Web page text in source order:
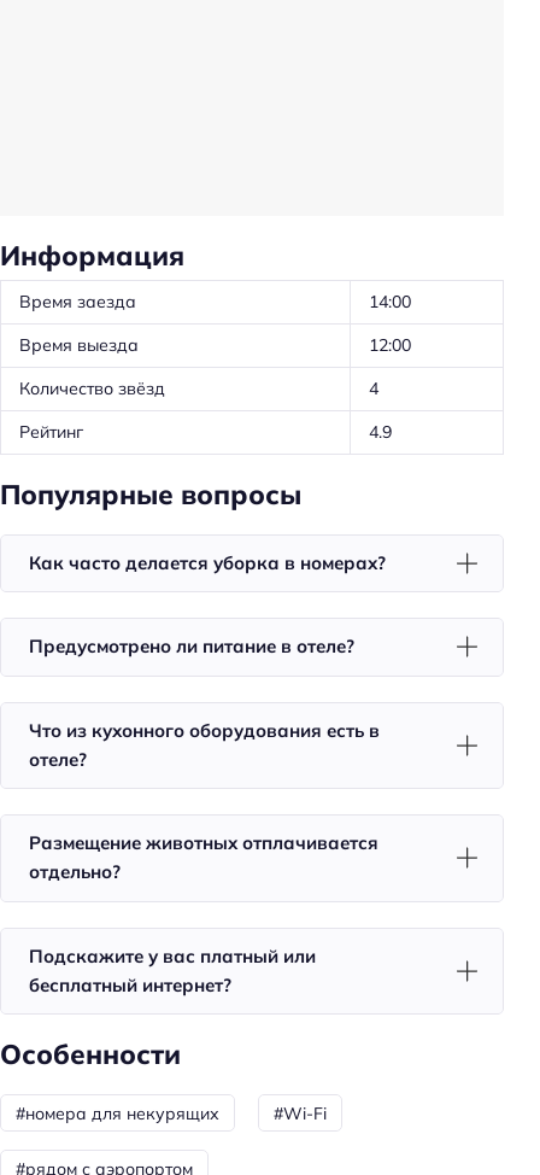
Кухня/кухонный уголок в номере
Чай/кофе в номерах
Номера для некурящих
Телевизор в номере
Красивый вид из окна
Утюг
Холодильник
Фен
Красота и здоровье
Душ
Для семей
Общая информация
Отопление
Только для взрослых
Номеров: 10
Питание: без питания
Способ оплаты: предоплата
Способ оплаты: банковским переводом
Информация
Время заезда
14:00
Время выезда
12:00
Количество звёзд
4
Рейтинг
4.9
Популярные вопросы
Как часто делается уборка в номерах?
Предусмотрено ли питание в отеле?
Что из кухонного оборудования есть в
отеле?
Размещение животных отплачивается
отдельно?
Подскажите у вас платный или
бесплатный интернет?
Особенности
#номера для некурящих #Wi-Fi
#рядом с аэропортом